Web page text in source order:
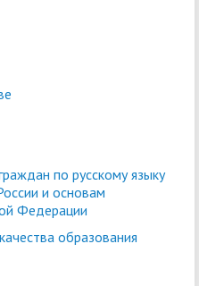
по русскому языку
и основам
Федерации
образования